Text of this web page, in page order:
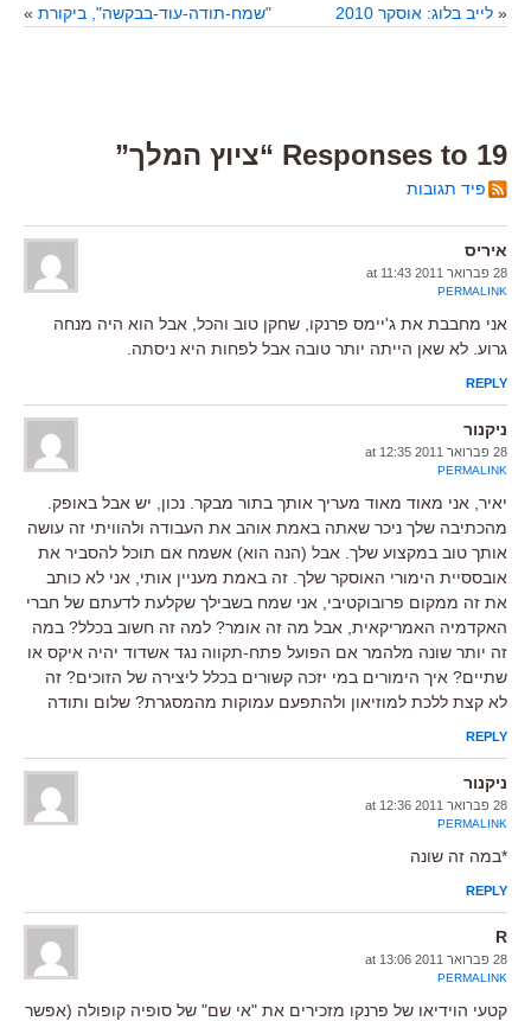
« לייב בלוג: אוסקר 2010 "שמח-תודה-עוד-בבקשה", ביקורת »
19 Responses to “ציוץ המלך”
פיד תגובות
איריס
28 פברואר 2011 at 11:43
PERMALINK
אני מחבבת את ג'יימס פרנקו, שחקן טוב והכל, אבל הוא היה מנחה
גרוע. לא שאן הייתה יותר טובה אבל לפחות היא ניסתה.
REPLY
ניקנור
28 פברואר 2011 at 12:35
PERMALINK
יאיר, אני מאוד מאוד מעריך אותך בתור מבקר. נכון, יש אבל באופק.
מהכתיבה שלך ניכר שאתה באמת אוהב את העבודה ולהוויתי זה עושה
אותך טוב במקצוע שלך. אבל (הנה הוא) אשמח אם תוכל להסביר את
אובססיית הימורי האוסקר שלך. זה באמת מעניין אותי, אני לא כותב
את זה ממקום פרובוקטיבי, אני שמח בשבילך שקלעת לדעתם של חברי
האקדמיה האמריקאית, אבל מה זה אומר? למה זה חשוב בכלל? במה
זה יותר שונה מלהמר אם הפועל פתח-תקווה נגד אשדוד יהיה איקס או
שתיים? איך הימורים במי יזכה קשורים בכלל ליצירה של הזוכים? זה
לא קצת ללכת למוזיאון ולהתפעם עמוקות מהמסגרת? שלום ותודה
REPLY
ניקנור
28 פברואר 2011 at 12:36
PERMALINK
*במה זה שונה
REPLY
R
28 פברואר 2011 at 13:06
PERMALINK
קטעי הוידיאו של פרנקו מזכירים את "אי שם" של סופיה קופולה (אפשר